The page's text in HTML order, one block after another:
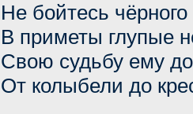
Не бойтесь чёрного
В приметы глупые
Свою судьбу ему
От колыбели до